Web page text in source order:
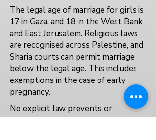
The legal age of marriage for girls is
17 in Gaza, and 18 in the West Bank
and East Jerusalem. Religious laws
are recognised across Palestine, and
Sharia courts can permit marriage
below the legal age. This includes
exemptions in the case of early
pregnancy.
No explicit law prevents or
protects the right to education for